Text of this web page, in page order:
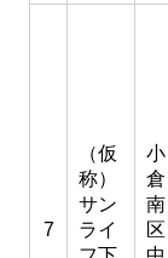
7
（仮
称）
サン
ライ
小
倉
南
区